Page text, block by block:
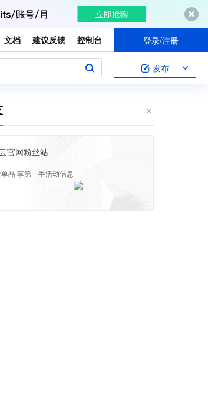
文档 建议反馈 控制台 登录/注册
发布
官网粉丝站
品 享第一手活动信息